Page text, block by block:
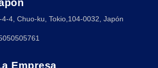
4, Chuo-ku, Tokio,104-0032, Japón
Empresa